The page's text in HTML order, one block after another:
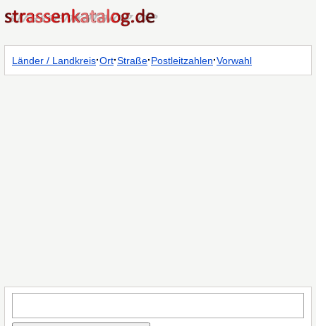
Länder / Landkreis·Ort·Straße·Postleitzahlen·Vorwahl